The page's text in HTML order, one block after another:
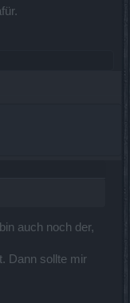
auch noch der,
Dann sollte mir